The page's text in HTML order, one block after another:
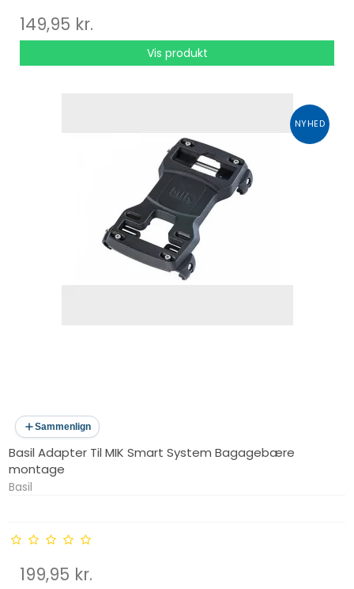
149,95 kr.
Vis produkt
NYHED
Sammenlign
Basil Adapter Til MIK Smart System Bagagebære
montage
Basil
199,95 kr.